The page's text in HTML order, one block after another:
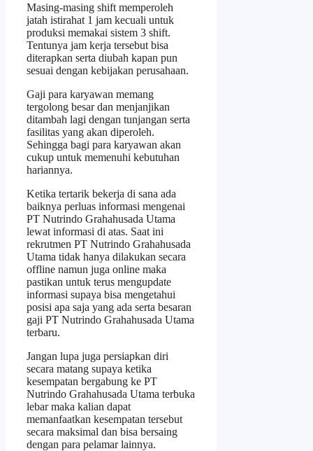
Masing-masing shift memperoleh
jatah istirahat 1 jam kecuali untuk
produksi memakai sistem 3 shift.
Tentunya jam kerja tersebut bisa
diterapkan serta diubah kapan pun
sesuai dengan kebijakan perusahaan.
Gaji para karyawan memang
tergolong besar dan menjanjikan
ditambah lagi dengan tunjangan serta
fasilitas yang akan diperoleh.
Sehingga bagi para karyawan akan
cukup untuk memenuhi kebutuhan
hariannya.
Ketika tertarik bekerja di sana ada
baiknya perluas informasi mengenai
PT Nutrindo Grahahusada Utama
lewat informasi di atas. Saat ini
rekrutmen PT Nutrindo Grahahusada
Utama tidak hanya dilakukan secara
offline namun juga online maka
pastikan untuk terus mengupdate
informasi supaya bisa mengetahui
posisi apa saja yang ada serta besaran
gaji PT Nutrindo Grahahusada Utama
terbaru.
Jangan lupa juga persiapkan diri
secara matang supaya ketika
kesempatan bergabung ke PT
Nutrindo Grahahusada Utama terbuka
lebar maka kalian dapat
memanfaatkan kesempatan tersebut
secara maksimal dan bisa bersaing
dengan para pelamar lainnya.